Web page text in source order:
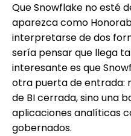
Que Snowflake no esté
aparezca como
interpretarse de dos
sería pensar que llega
interesante es que
otra puerta de entrada:
de BI cerrada, sino una
aplicaciones analíticas
gobernados.